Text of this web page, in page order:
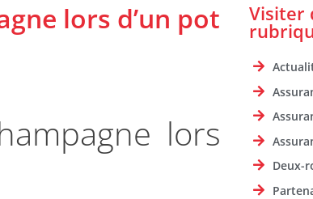
lors d’un pot
lors
Visiter
Deux-